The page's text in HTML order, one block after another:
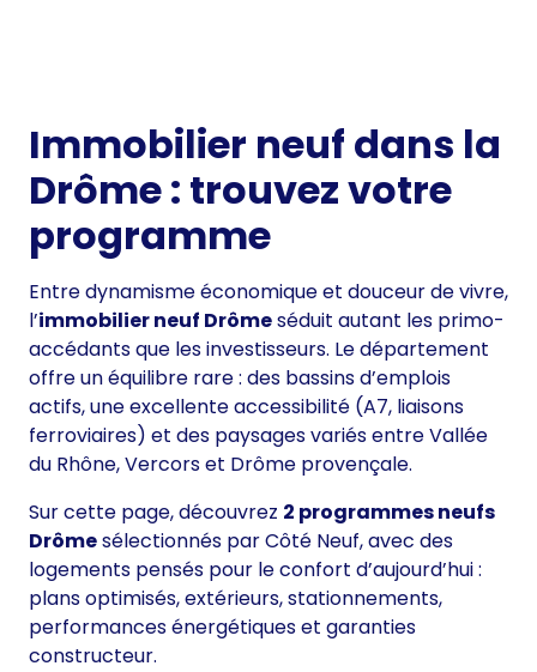
Immobilier neuf dans la
Drôme : trouvez votre
programme
Entre dynamisme économique et douceur de vivre,
l’immobilier neuf Drômeséduit autant les primo-
accédants que les investisseurs. Le département
offre un équilibre rare : des bassins d’emplois
actifs, une excellente accessibilité (A7, liaisons
ferroviaires) et des paysages variés entre Vallée
du Rhône, Vercors et Drôme provençale.
Sur cette page, découvrez 2 programmes neufs
Drômesélectionnés par Côté Neuf, avec des
logements pensés pour le confort d’aujourd’hui :
plans optimisés, extérieurs, stationnements,
performances énergétiques et garanties
constructeur.